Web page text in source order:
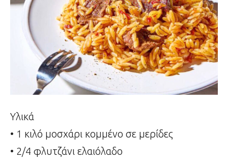
Υλικά
• 1 κιλό μοσχάρι κομμένο σε μερίδες
• 2/4 φλυτζάνι ελαιόλαδο